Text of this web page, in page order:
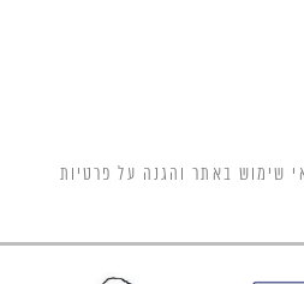
שימוש באתר והגנה על פרטיות